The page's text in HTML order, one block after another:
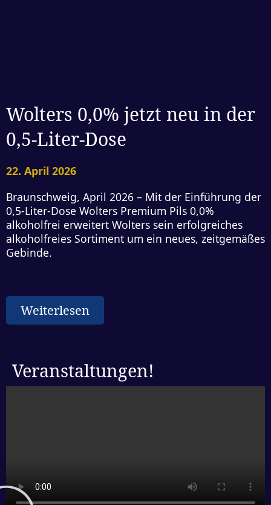
Wolters 0,0% jetzt neu in der
0,5-Liter-Dose
22. April 2026
Braunschweig, April 2026 – Mit der Einführung der
0,5-Liter-Dose Wolters Premium Pils 0,0%
alkoholfrei erweitert Wolters sein erfolgreiches
alkoholfreies Sortiment um ein neues, zeitgemäßes
Gebinde.
Weiterlesen
Veranstaltungen!